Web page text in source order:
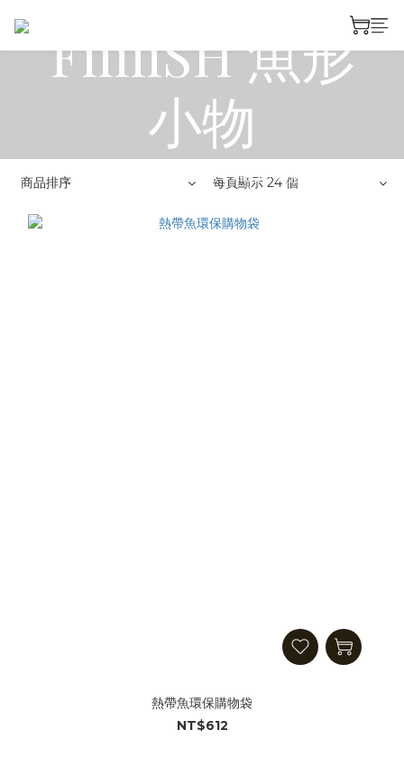
FiiiiiSH 魚形
小物
Stream Trail>FiiiiiSH 魚形小物
商品排序 每頁顯示 24 個
熱帶魚環保購物袋
NT$612